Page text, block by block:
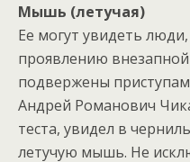
Мышь (летучая)
Ее могут увидеть
проявлению
подвержены приступам
Андрей Романович
теста, увидел в
летучую мышь. Не